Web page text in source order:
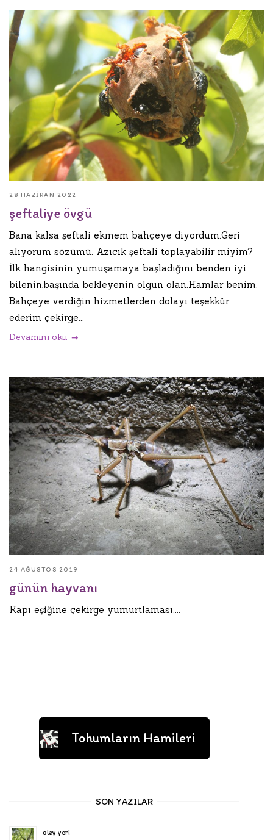
28 HAZIRAN 2022
şeftaliye övgü
Bana kalsa şeftali ekmem bahçeye diyordum.Geri
alıyorum sözümü. Azıcık şeftali toplayabilir miyim?
İlk hangisinin yumuşamaya başladığını benden iyi
bilenin,başında bekleyenin olgun olan.Hamlar benim.
Bahçeye verdiğin hizmetlerden dolayı teşekkür
ederim çekirge...
Devamını oku
24 AĞUSTOS 2019
günün hayvanı
Kapı eşiğine çekirge yumurtlaması....
Tohumların Hamileri
SON YAZILAR
olay yeri